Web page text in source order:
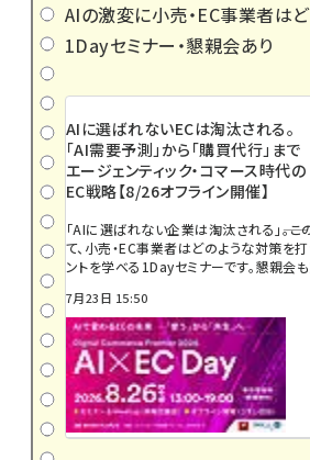
AIの激変に小売・EC事業者は
1Dayセミナー・懇親会あり
AIに選ばれないECは淘汰される。
「AI需要予測」から「購買代行」まで
エージェンティック・コマース時代の
EC戦略【8/26オフライン開催】
「AIに選ばれない企業は淘汰される」――。
て、小売・EC事業者はどのような対策を
ントを学べる1Dayセミナーです。懇親会も
7月23日 15:50